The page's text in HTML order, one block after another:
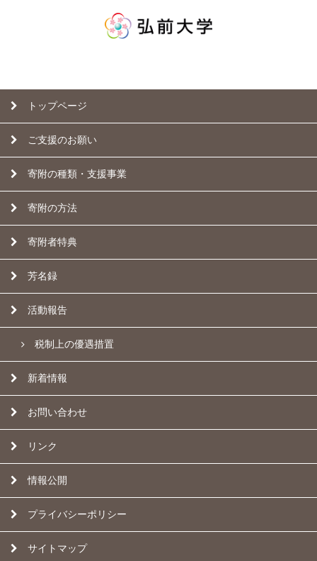
トップページ
ご支援のお願い
寄附の種類・支援事業
寄附の方法
寄附者特典
芳名録
活動報告
税制上の優遇措置
新着情報
お問い合わせ
リンク
情報公開
プライバシーポリシー
サイトマップ